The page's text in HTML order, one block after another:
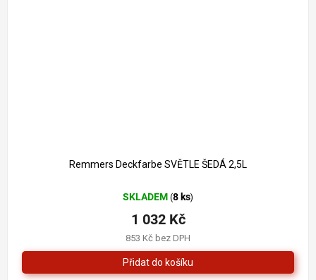
Remmers Deckfarbe SVĚTLE ŠEDÁ 2,5L
SKLADEM (8 ks)
853 Kč bez DPH
1 032 Kč